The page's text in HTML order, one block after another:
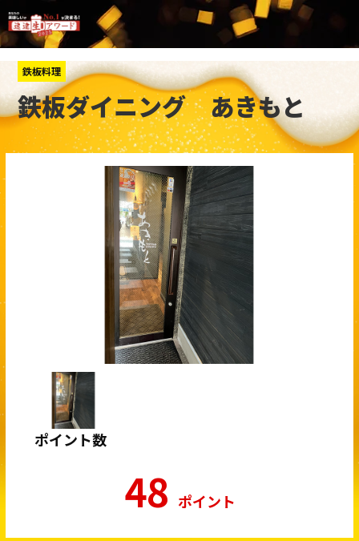
鉄板料理
鉄板ダイニング あきもと
ポイント数
48 ポイント